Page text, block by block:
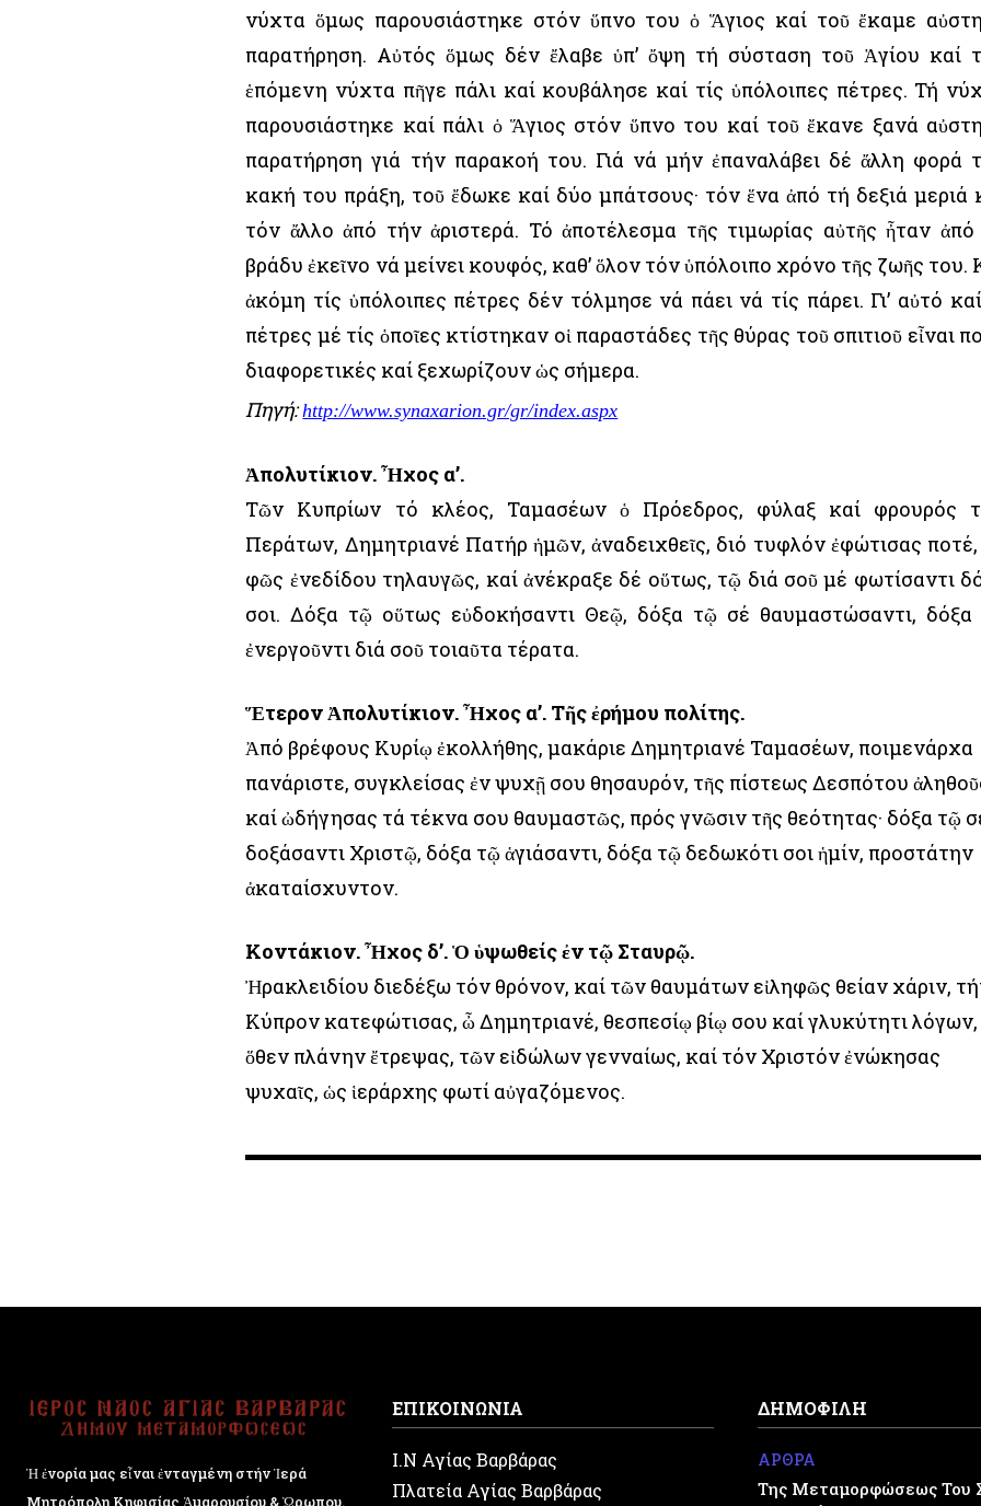
νύχτα ὅμως παρουσιάστηκε στόν ὕπνο του ὁ Ἅγιος καί τοῦ ἔκαμε
παρατήρηση. Αὐτός ὅμως δέν ἔλαβε ὑπ’ ὄψη τή σύσταση τοῦ Ἁγίου καί
ἑπόμενη νύχτα πῆγε πάλι καί κουβάλησε καί τίς ὑπόλοιπες πέτρες. Τή
παρουσιάστηκε καί πάλι ὁ Ἅγιος στόν ὕπνο του καί τοῦ ἔκανε ξανά
παρατήρηση γιά τήν παρακοή του. Γιά νά μήν ἐπαναλάβει δέ ἄλλη φορά
κακή του πράξη, τοῦ ἔδωκε καί δύο μπάτσους· τόν ἕνα ἀπό τή δεξιά μεριά
τόν ἄλλο ἀπό τήν ἀριστερά. Τό ἀποτέλεσμα τῆς τιμωρίας αὐτῆς ἦταν ἀπό
βράδυ ἐκεῖνο νά μείνει κουφός, καθ’ ὅλον τόν ὑπόλοιπο χρόνο τῆς ζωῆς του.
ἀκόμη τίς ὑπόλοιπες πέτρες δέν τόλμησε νά πάει νά τίς πάρει. Γι’ αὐτό
πέτρες μέ τίς ὁποῖες κτίστηκαν οἱ παραστάδες τῆς θύρας τοῦ σπιτιοῦ εἶναι
διαφορετικές καί ξεχωρίζουν ὡς σήμερα.
Πηγή:http://www.synaxarion.gr/gr/index.aspx
Ἀπολυτίκιον. Ἦχος α’.
Τῶν Κυπρίων τό κλέος, Ταμασέων ὁ Πρόεδρος, φύλαξ καί φρουρός
Περάτων, Δημητριανέ Πατήρ ἡμῶν, ἀναδειχθεῖς, διό τυφλόν ἐφώτισας
φῶς ἐνεδίδου τηλαυγῶς, καί ἀνέκραξε δέ οὕτως, τῷ διά σοῦ μέ φωτίσαντι
σοι. Δόξα τῷ οὕτως εὐδοκήσαντι Θεῷ, δόξα τῷ σέ θαυμαστώσαντι, δόξα
ἐνεργοῦντι διά σοῦ τοιαῦτα τέρατα.
Ἕτερον Ἀπολυτίκιον. Ἦχος α’. Τῆς ἐρήμου πολίτης.
Ἀπό βρέφους Κυρίῳ ἐκολλήθης, μακάριε Δημητριανέ Ταμασέων, ποιμενάρχα
πανάριστε, συγκλείσας ἐν ψυχῇ σου θησαυρόν, τῆς πίστεως Δεσπότου
καί ὠδήγησας τά τέκνα σου θαυμαστῶς, πρός γνῶσιν τῆς θεότητας· δόξα τῷ
δοξάσαντι Χριστῷ, δόξα τῷ ἁγιάσαντι, δόξα τῷ δεδωκότι σοι ἡμίν, προστάτην
ἀκαταίσχυντον.
Κοντάκιον. Ἦχος δ’. Ὁ ὑψωθείς ἐν τῷ Σταυρῷ.
Ἠρακλειδίου διεδέξω τόν θρόνον, καί τῶν θαυμάτων εἰληφῶς θείαν χάριν,
Κύπρον κατεφώτισας, ὦ Δημητριανέ, θεσπεσίῳ βίῳ σου καί γλυκύτητι λόγων,
ὅθεν πλάνην ἔτρεψας, τῶν εἰδώλων γενναίως, καί τόν Χριστόν ἐνώκησας
ψυχαῖς, ὡς ἱεράρχης φωτί αὐγαζόμενος.
Ἡ ἐνορία μας εἶναι ἐνταγμένη στήν Ἱερά
Μητρόπολη Κηφισίας Ἁμαρουσίου & Ὠρωπου.
ΕΠΙΚΟΙΝΩΝΙΑ
Ι.Ν Αγίας Βαρβάρας
Πλατεία Αγίας Βαρβάρας
ΔΗΜΟΦΙΛΗ
ΑΡΘΡΑ
Της Μεταμορφώσεως Του